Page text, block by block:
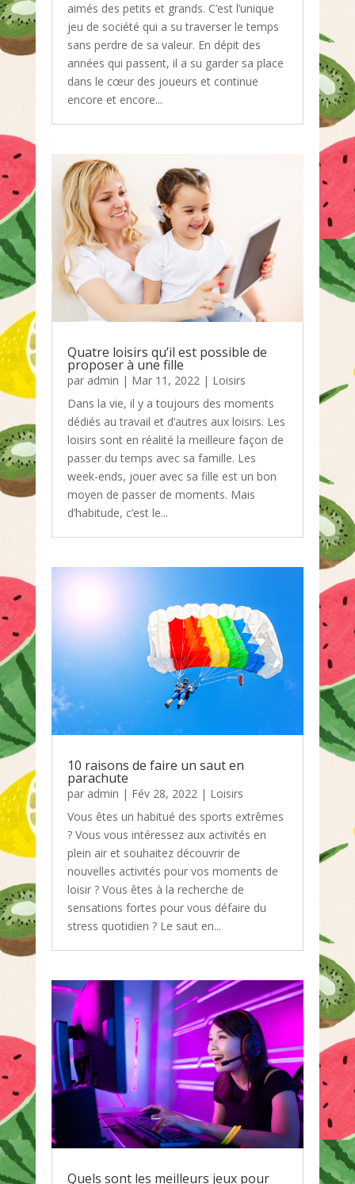
aimés des petits et grands. C’est l’unique
jeu de société qui a su traverser le temps
sans perdre de sa valeur. En dépit des
années qui passent, il a su garder sa place
dans le cœur des joueurs et continue
encore et encore...
Quatre loisirs qu’il est possible de
proposer à une fille
par admin | Mar 11, 2022| Loisirs
Dans la vie, il y a toujours des moments
dédiés au travail et d’autres aux loisirs. Les
loisirs sont en réalité la meilleure façon de
passer du temps avec sa famille. Les
week-ends, jouer avec sa fille est un bon
moyen de passer de moments. Mais
d’habitude, c’est le...
10 raisons de faire un saut en
parachute
par admin | Fév 28, 2022| Loisirs
Vous êtes un habitué des sports extrêmes
? Vous vous intéressez aux activités en
plein air et souhaitez découvrir de
nouvelles activités pour vos moments de
loisir ? Vous êtes à la recherche de
sensations fortes pour vous défaire du
stress quotidien ? Le saut en...
Quels sont les meilleurs jeux pour